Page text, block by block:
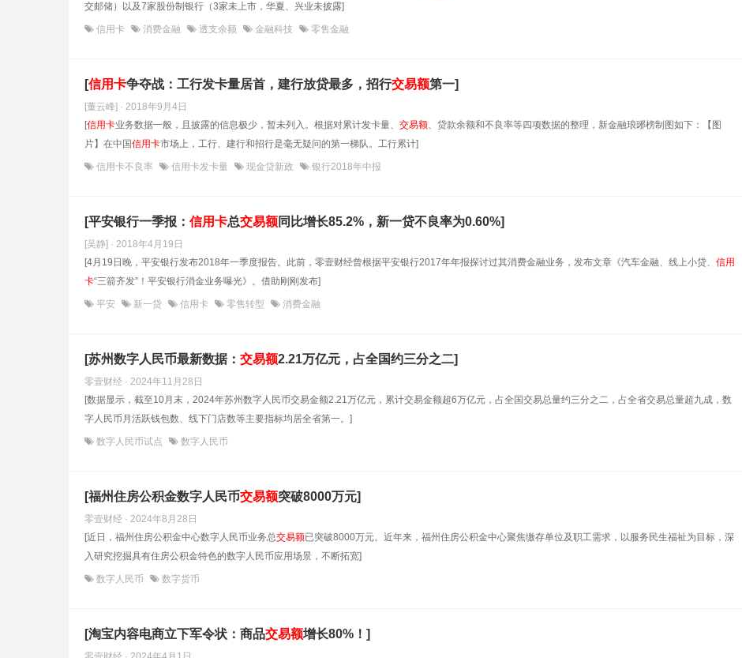
交邮储）以及7家股份制银行（3家未上市，华夏、兴业未披露]
信用卡 消费金融 透支余额 金融科技 零售金融
[信用卡争夺战：工行发卡量居首，建行放贷最多，招行交易额第一]
[董云峰] · 2018年9月4日
[信用卡业务数据一般，且披露的信息极少，暂未列入。根据对累计发卡量、 交易额、贷款余额和不良率等四项数据的整理，新金融琅琊榜制图如下：【图
片】在中国信用卡市场上，工行、建行和招行是毫无疑问的第一梯队。工行累计]
信用卡不良率 信用卡发卡量 现金贷新政 银行2018年中报
[平安银行一季报： 信用卡总交易额同比增长85.2%，新一贷不良率为0.60%]
[吴静] · 2018年4月19日
[4月19日晚，平安银行发布2018年一季度报告。此前，零壹财经曾根据平安银行2017年年报探讨过其消费金融业务，发布文章《汽车金融、线上小贷、 信用
卡“三箭齐发”！平安银行消金业务曝光》。借助刚刚发布]
平安 新一贷 信用卡 零售转型 消费金融
[苏州数字人民币最新数据： 交易额2.21万亿元，占全国约三分之二]
零壹财经 · 2024年11月28日
[数据显示，截至10月末，2024年苏州数字人民币交易金额2.21万亿元，累计交易金额超6万亿元，占全国交易总量约三分之二，占全省交易总量超九成，数
字人民币月活跃钱包数、线下门店数等主要指标均居全省第一。]
数字人民币试点 数字人民币
[福州住房公积金数字人民币交易额突破8000万元]
零壹财经 · 2024年8月28日
[近日，福州住房公积金中心数字人民币业务总交易额已突破8000万元。近年来，福州住房公积金中心聚焦缴存单位及职工需求，以服务民生福祉为目标，深
入研究挖掘具有住房公积金特色的数字人民币应用场景，不断拓宽]
数字人民币 数字货币
[淘宝内容电商立下军令状：商品交易额增长80%！]